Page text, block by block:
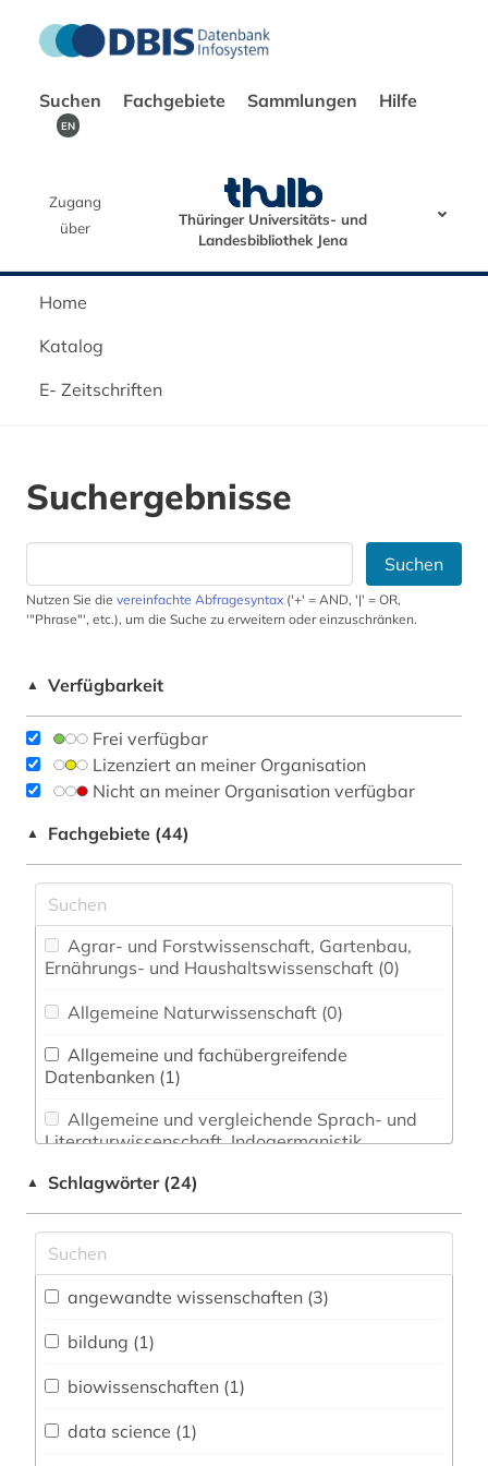
Suchen Fachgebiete Sammlungen Hilfe
EN
Zugang
über
Thüringer Universitäts- und
Landesbibliothek Jena
Home
Katalog
E- Zeitschriften
Suchergebnisse
Suchen
Nutzen Sie die vereinfachte Abfragesyntax ('+' = AND, '|' = OR,
'"Phrase"', etc.), um die Suche zu erweitern oder einzuschränken.
▲ Verfügbarkeit
Frei verfügbar
Lizenziert an meiner Organisation
Nicht an meiner Organisation verfügbar
▲ Fachgebiete (44)
Ernährungs- und Haushaltswissenschaft (0)
Allgemeine Naturwissenschaft (0)
Datenbanken (1)
Literaturwissenschaft. Indogermanistik.
Anglistik. Amerikanistik (0)
▲ Schlagwörter (24)
angewandte wissenschaften (3)
bildung (1)
biowissenschaften (1)
data science (1)